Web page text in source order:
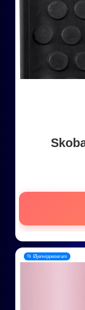
📂 Øjenvippeserum